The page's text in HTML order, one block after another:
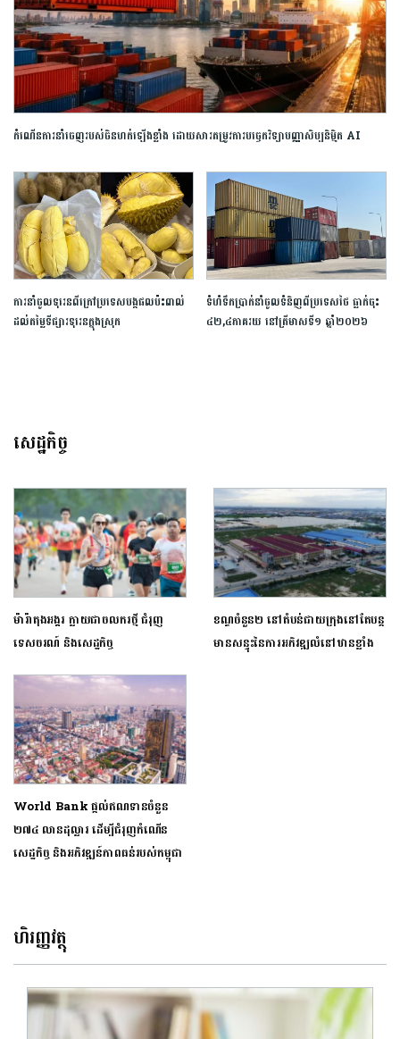
កំណើនការនាំចេញរបស់ចិនហក់ឡើងខ្លាំង ដោយសារតម្រូវការបច្ចេកវិទ្យាបញ្ញាសិប្បនិម្មិត AI
ការនាំចូលទុរេនពីក្រៅប្រទេសបង្កផលប៉ះពាល់
ដល់តម្លៃទីផ្សារទុរេនក្នុងស្រុក
ទំហំទឹកប្រាក់នាំចូលទំនិញពីប្រទេសថៃ ធ្លាក់ចុះ
៤២,៤ភាគរយ នៅត្រីមាស​ទី១ ឆ្នាំ២០២៦
សេដ្ឋកិច្ច
ម៉ារ៉ាតុង​អង្គរ​ ក្លាយជា​ចលករ​ថ្មី​ ​ជំរុញ​
ទេសចរណ៍​ ​និង​សេដ្ឋកិច្ច​
ខណ្ឌចំនួន២ នៅតំបន់​ជាយក្រុង​នៅតែបន្ត
មានសន្ទុះនៃការអភិវឌ្ឍលំនៅឋានខ្លាំង​
World Bank ផ្តល់​ឥណទានចំនួន
២៧៤ លានដុល្លារ ដើម្បីជំរុញកំណើ​ន​
សេដ្ឋកិច្ច ​និង​អភិវឌ្ឍ​ន៍ភាពធន់របស់កម្ពុជា
ហិរញ្ញវត្ថុ